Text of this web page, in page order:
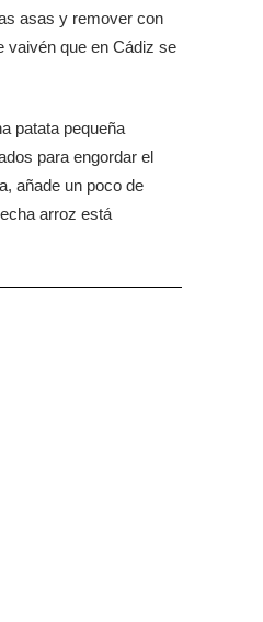
asas y remover con
vaivén que en Cádiz se
patata pequeña
para engordar el
añade un poco de
arroz está